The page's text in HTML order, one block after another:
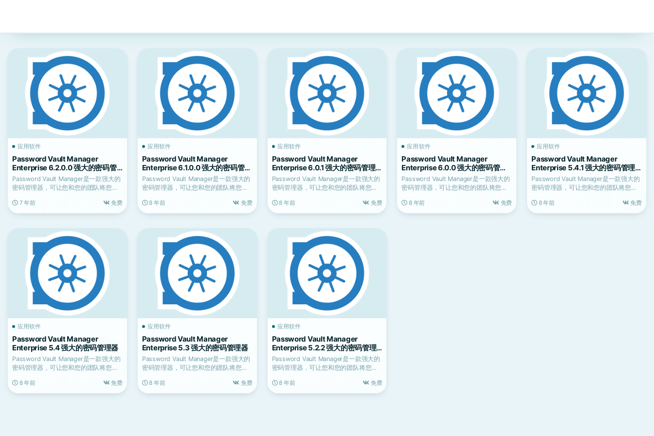
应用软件
Password Vault Manager
Enterprise 6.2.0.0 强大的密码管
理器
Password Vault Manager是一款强大的
密码管理器，可让您和您的团队将您的
7 年前
免费
应用软件
Password Vault Manager
Enterprise 6.1.0.0 强大的密码管理
器
Password Vault Manager是一款强大的
密码管理器，可让您和您的团队将您的
8 年前
免费
应用软件
Password Vault Manager
Enterprise 6.0.1 强大的密码管理
器
Password Vault Manager是一款强大的
密码管理器，可让您和您的团队将您的
8 年前
免费
应用软件
Password Vault Manager
Enterprise 6.0.0 强大的密码管理
器
Password Vault Manager是一款强大的
密码管理器，可让您和您的团队将您的
8 年前
免费
应用软件
Password Vault Manager
Enterprise 5.4.1 强大的密码管理
器
Password Vault Manager是一款强大的
密码管理器，可让您和您的团队将您的
8 年前
免费
应用软件
Password Vault Manager
Enterprise 5.4 强大的密码管理器
Password Vault Manager是一款强大的
密码管理器，可让您和您的团队将您的
8 年前
免费
应用软件
Password Vault Manager
Enterprise 5.3 强大的密码管理器
Password Vault Manager是一款强大的
密码管理器，可让您和您的团队将您的
8 年前
免费
应用软件
Password Vault Manager
Enterprise 5.2.2 强大的密码管理
器
Password Vault Manager是一款强大的
密码管理器，可让您和您的团队将您的
8 年前
免费